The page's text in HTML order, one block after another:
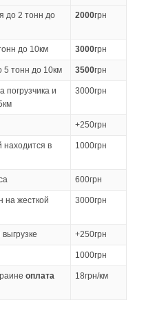
до 2 тонн до
2000грн
до 10км 3000грн
5 тонн до 10км 3500грн
погрузчика и
3000грн
+250грн
находится в
1000грн
600грн
на жесткой
3000грн
+250грн
1000грн
оплата
18грн/км